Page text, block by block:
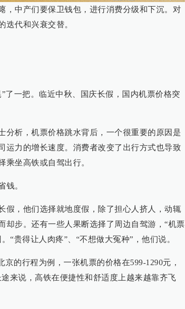
，中产们要保卫钱包，进行消费分级和下沉。对
迭代和兴衰交替。
了一把。临近中秋、国庆长假，国内机票价格突
分析，机票价格跳水背后，一个很重要的原因是
运力的增长速度。消费者改变了出行方式也导致
坐高铁或自驾出行。
钱。
假，他们选择就地度假，除了担心人挤人，动辄
却步。还有一些人果断选择了周边自驾游，“机票
“贵得让人肉疼”、“不想做大冤种”，他们说。
的行程为例，一张机票的价格在599-1290元，
来说，高铁在便捷性和舒适度上越来越靠齐飞